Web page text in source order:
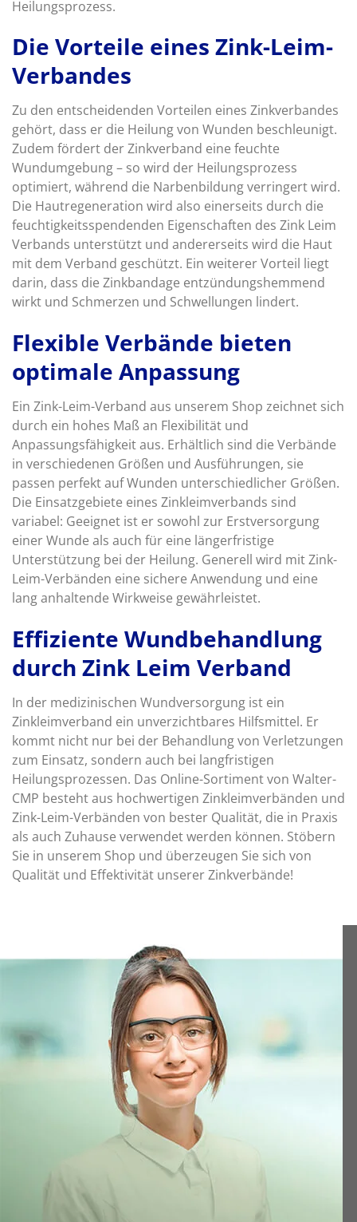
Heilungsprozess.
Die Vorteile eines Zink-Leim-
Verbandes
Zu den entscheidenden Vorteilen eines Zinkverbandes
gehört, dass er die Heilung von Wunden beschleunigt.
Zudem fördert der Zinkverband eine feuchte
Wundumgebung – so wird der Heilungsprozess
optimiert, während die Narbenbildung verringert wird.
Die Hautregeneration wird also einerseits durch die
feuchtigkeitsspendenden Eigenschaften des Zink Leim
Verbands unterstützt und andererseits wird die Haut
mit dem Verband geschützt. Ein weiterer Vorteil liegt
darin, dass die Zinkbandage entzündungshemmend
wirkt und Schmerzen und Schwellungen lindert.
Flexible Verbände bieten
optimale Anpassung
Ein Zink-Leim-Verband aus unserem Shop zeichnet sich
durch ein hohes Maß an Flexibilität und
Anpassungsfähigkeit aus. Erhältlich sind die Verbände
in verschiedenen Größen und Ausführungen, sie
passen perfekt auf Wunden unterschiedlicher Größen.
Die Einsatzgebiete eines Zinkleimverbands sind
variabel: Geeignet ist er sowohl zur Erstversorgung
einer Wunde als auch für eine längerfristige
Unterstützung bei der Heilung. Generell wird mit Zink-
Leim-Verbänden eine sichere Anwendung und eine
lang anhaltende Wirkweise gewährleistet.
Effiziente Wundbehandlung
durch Zink Leim Verband
In der medizinischen Wundversorgung ist ein
Zinkleimverband ein unverzichtbares Hilfsmittel. Er
kommt nicht nur bei der Behandlung von Verletzungen
zum Einsatz, sondern auch bei langfristigen
Heilungsprozessen. Das Online-Sortiment von Walter-
CMP besteht aus hochwertigen Zinkleimverbänden und
Zink-Leim-Verbänden von bester Qualität, die in Praxis
als auch Zuhause verwendet werden können. Stöbern
Sie in unserem Shop und überzeugen Sie sich von
Qualität und Effektivität unserer Zinkverbände!